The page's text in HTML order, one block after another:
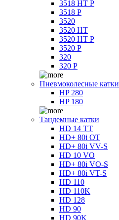
3518 HT P
3518 P
3520
3520 HT
3520 HT P
3520 P
320
320 P
Пневмоколесные катки
HP 280
HP 180
Тандемные катки
HD 14 TT
HD+ 80i OT
HD+ 80i VV-S
HD 10 VO
HD+ 80i VO-S
HD+ 80i VT-S
HD 110
HD 110K
HD 128
HD 90
HD 90K